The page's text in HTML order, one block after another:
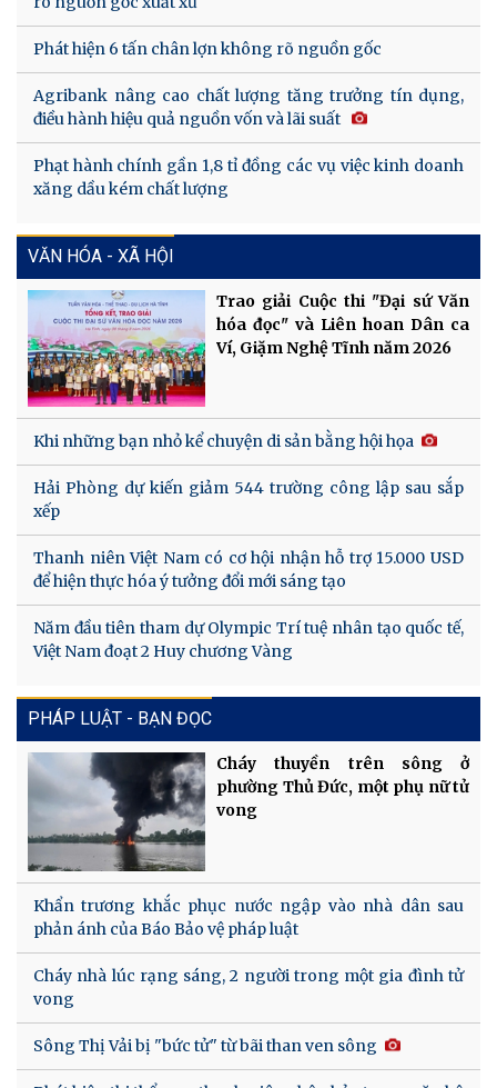
Phát hiện 6 tấn chân lợn không rõ nguồn gốc
Agribank nâng cao chất lượng tăng trưởng tín dụng,
điều hành hiệu quả nguồn vốn và lãi suất
Phạt hành chính gần 1,8 tỉ đồng các vụ việc kinh doanh
xăng dầu kém chất lượng
VĂN HÓA - XÃ HỘI
Trao giải Cuộc thi "Đại sứ Văn
hóa đọc" và Liên hoan Dân ca
Ví, Giặm Nghệ Tĩnh năm 2026
Khi những bạn nhỏ kể chuyện di sản bằng hội họa
Hải Phòng dự kiến giảm 544 trường công lập sau sắp
xếp
Thanh niên Việt Nam có cơ hội nhận hỗ trợ 15.000 USD
để hiện thực hóa ý tưởng đổi mới sáng tạo
Năm đầu tiên tham dự Olympic Trí tuệ nhân tạo quốc tế,
Việt Nam đoạt 2 Huy chương Vàng
PHÁP LUẬT - BẠN ĐỌC
Cháy thuyền trên sông ở
phường Thủ Đức, một phụ nữ tử
vong
Khẩn trương khắc phục nước ngập vào nhà dân sau
phản ánh của Báo Bảo vệ pháp luật
Cháy nhà lúc rạng sáng, 2 người trong một gia đình tử
vong
Sông Thị Vải bị "bức tử" từ bãi than ven sông